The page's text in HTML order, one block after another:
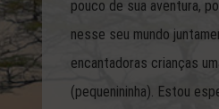
pouco de sua aventura,
nesse seu mundo
encantadoras crianças
(pequenininha). Estou